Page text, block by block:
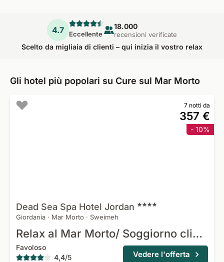
4.7 Eccellente
18.000
recensioni verificate
Scelto da migliaia di clienti – qui inizia il vostro relax
Gli hotel più popolari su Cure sul Mar Morto
7 notti da
357 €
- 10%
Dead Sea Spa Hotel Jordan
Giordania · Mar Morto · Sweimeh
Relax al Mar Morto/ Soggiorno climatico
Favoloso
4,4/5 Vedere l'offerta